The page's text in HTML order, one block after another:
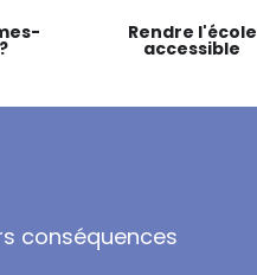
Rendre l'école
accessible
conséquences